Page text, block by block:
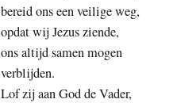
bereid ons een veilige weg,
opdat wij Jezus ziende,
ons altijd samen mogen
verblijden.
Lof zij aan God de Vader,